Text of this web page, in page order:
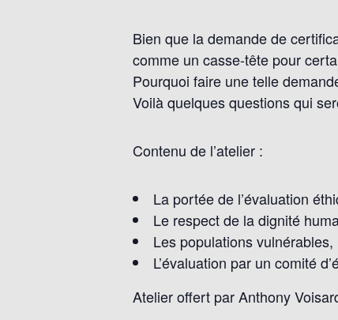
Bien que la demande de
comme un casse-tête pour
Pourquoi faire une telle
Voilà quelques questions qui
Contenu de l’atelier :
La portée de l’évaluation
Le respect de la dignité
Les populations
L’évaluation par un comité
Atelier offert par Anthony